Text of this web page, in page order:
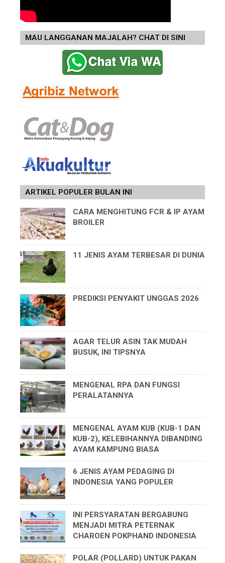
MAU LANGGANAN MAJALAH? CHAT DI SINI
ARTIKEL POPULER BULAN INI
CARA MENGHITUNG FCR & IP AYAM
BROILER
11 JENIS AYAM TERBESAR DI DUNIA
PREDIKSI PENYAKIT UNGGAS 2026
AGAR TELUR ASIN TAK MUDAH
BUSUK, INI TIPSNYA
MENGENAL RPA DAN FUNGSI
PERALATANNYA
MENGENAL AYAM KUB (KUB-1 DAN
KUB-2), KELEBIHANNYA DIBANDING
AYAM KAMPUNG BIASA
6 JENIS AYAM PEDAGING DI
INDONESIA YANG POPULER
INI PERSYARATAN BERGABUNG
MENJADI MITRA PETERNAK
CHAROEN POKPHAND INDONESIA
POLAR (POLLARD) UNTUK PAKAN